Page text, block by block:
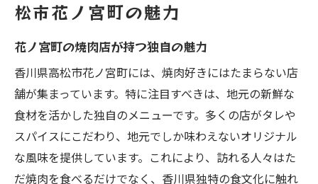
松市花ノ宮町の魅力
花ノ宮町の焼肉店が持つ独自の魅力
香川県高松市花ノ宮町には、焼肉好きにはたまらない店
舗が集まっています。特に注目すべきは、地元の新鮮な
食材を活かした独自のメニューです。多くの店がタレや
スパイスにこだわり、地元でしか味わえないオリジナル
な風味を提供しています。これにより、訪れる人々はた
だ焼肉を食べるだけでなく、香川県独特の食文化に触れ